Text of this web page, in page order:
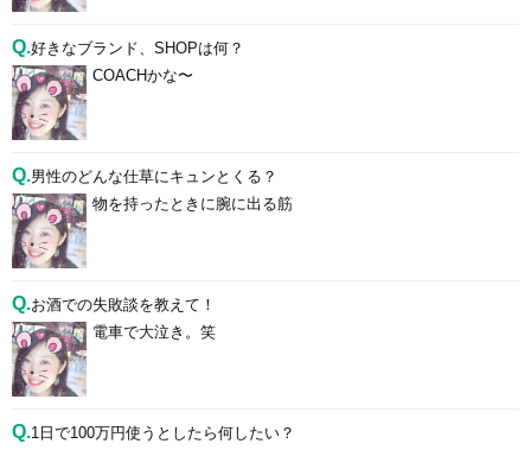
Q.好きなブランド、SHOPは何？
COACHかな〜
Q.男性のどんな仕草にキュンとくる？
物を持ったときに腕に出る筋
Q.お酒での失敗談を教えて！
電車で大泣き。笑
Q.1日で100万円使うとしたら何したい？